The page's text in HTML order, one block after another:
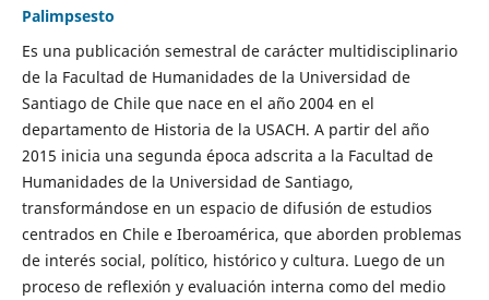
Palimpsesto
Es una publicación semestral de carácter multidisciplinario
de la Facultad de Humanidades de la Universidad de
Santiago de Chile que nace en el año 2004 en el
departamento de Historia de la USACH. A partir del año
2015 inicia una segunda época adscrita a la Facultad de
Humanidades de la Universidad de Santiago,
transformándose en un espacio de difusión de estudios
centrados en Chile e Iberoamérica, que aborden problemas
de interés social, político, histórico y cultura. Luego de un
proceso de reflexión y evaluación interna como del medio